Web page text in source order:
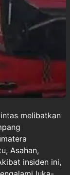
melibatkan
Asahan,
insiden ini,